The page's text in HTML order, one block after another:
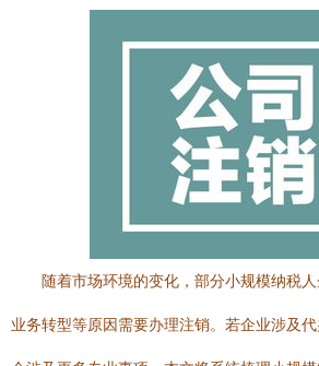
随着市场环境的变化，部分小规模纳税人
业务转型等原因需要办理注销。若企业涉及